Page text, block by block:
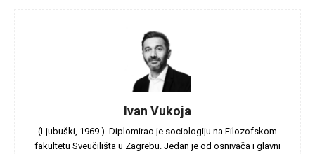
Ivan Vukoja
(Ljubuški, 1969.). Diplomirao je sociologiju na Filozofskom
fakultetu Sveučilišta u Zagrebu. Jedan je od osnivača i glavni